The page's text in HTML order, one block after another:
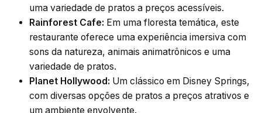
uma variedade de pratos a preços acessíveis.
Rainforest Cafe: Em uma floresta temática, este
restaurante oferece uma experiência imersiva com
sons da natureza, animais animatrônicos e uma
variedade de pratos.
Planet Hollywood: Um clássico em Disney Springs,
com diversas opções de pratos a preços atrativos e
um ambiente envolvente.